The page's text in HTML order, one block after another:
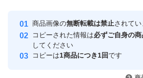
安心取引出品者
心・安全な
取引実績
引を完了
商品画像の無断転載は禁止されてい
コピーされた情報は必ずご自身の
してください
コピーは1商品につき1回です